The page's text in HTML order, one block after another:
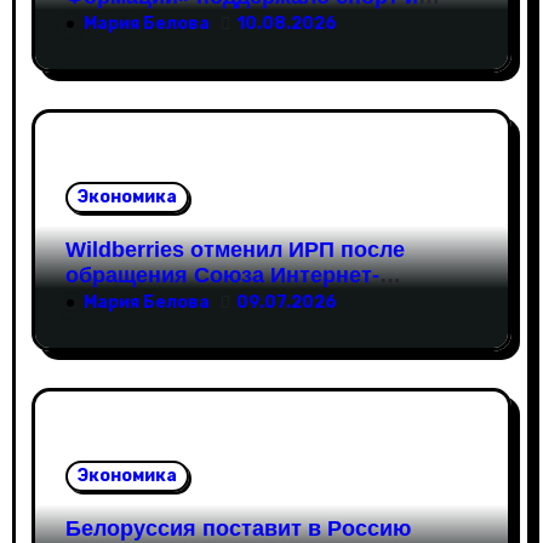
с
я
м
здоровые жизненные ориентиры
Мария Белова 10.08.2026
Экономика
Wildberries отменил ИРП после
обращения Союза Интернет-
Торговли
Мария Белова 09.07.2026
Экономика
Белоруссия поставит в Россию